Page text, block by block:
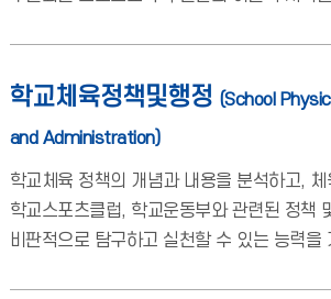
학교체육정책및행정 (School
and Administration)
학교체육 정책의 개념과 내용을 분석하고,
학교스포츠클럽, 학교운동부와 관련된 정책
비판적으로 탐구하고 실천할 수 있는 능력을